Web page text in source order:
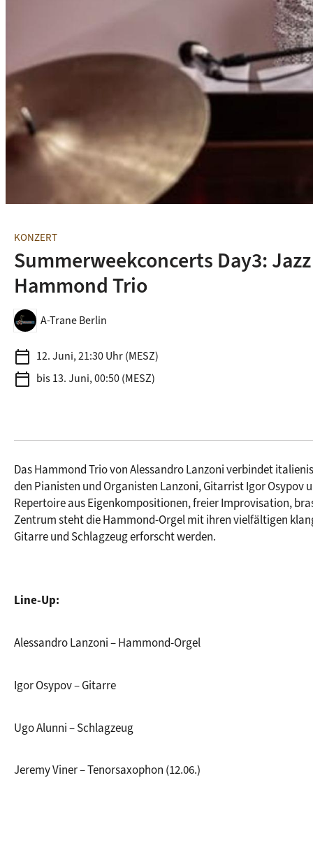
KONZERT
Summerweekconcerts Day3:
Hammond Trio
A-Trane Berlin
calendar_today 12. Juni, 21:30 Uhr (MESZ)
calendar_today bis 13. Juni, 00:50 (MESZ)
Das Hammond Trio von Alessandro Lanzoni verbindet
den Pianisten und Organisten Lanzoni, Gitarrist Igor
Repertoire aus Eigenkompositionen, freier Improvisation,
Zentrum steht die Hammond-Orgel mit ihren vielfältigen
Gitarre und Schlagzeug erforscht werden.
Line-Up:
Alessandro Lanzoni – Hammond-Orgel
Igor Osypov – Gitarre
Ugo Alunni – Schlagzeug
Jeremy Viner – Tenorsaxophon (12.06.)